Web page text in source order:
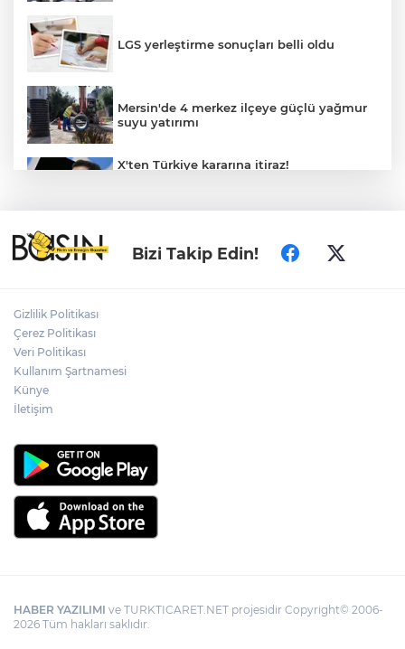
LGS yerleştirme sonuçları belli oldu
Mersin'de 4 merkez ilçeye güçlü yağmur
suyu yatırımı
X'ten Türkiye kararına itiraz!
mahkemeye taşındı
Ankara Keçiören'de tarladan sofralara
doğal üretim
Bizi Takip Edin!
Gizlilik Politikası
Çerez Politikası
Veri Politikası
Kullanım Şartnamesi
Künye
İletişim
HABER YAZILIMI ve TURKTICARET.NET projesidir Copyright© 2006-
2026 Tüm hakları saklıdır.